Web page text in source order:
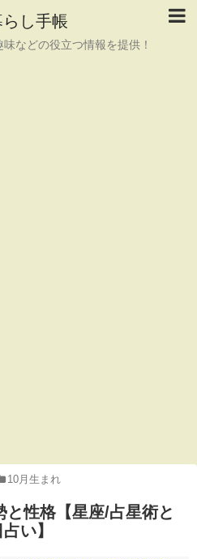
らし手帳
などの役立つ情報を提供！
10月生まれ
と性格【星座/占星術と
い】